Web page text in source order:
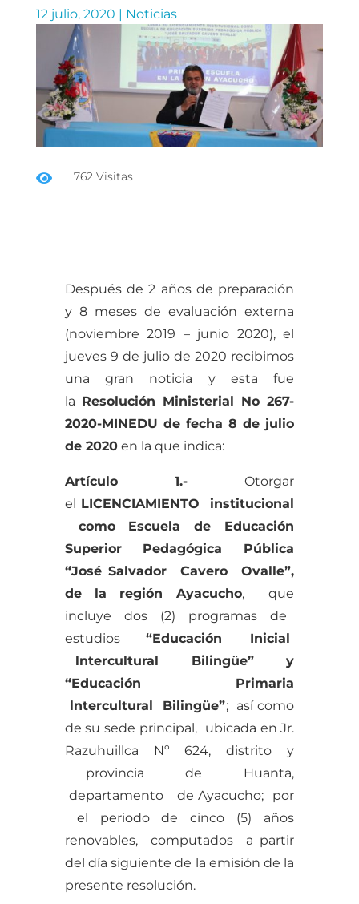
12 julio, 2020 | Noticias
 762 Visitas
Después de 2 años de preparación
y 8 meses de evaluación externa
(noviembre 2019 – junio 2020), el
jueves 9 de julio de 2020 recibimos
una gran noticia y esta fue
la Resolución Ministerial No 267-
2020-MINEDU de fecha 8 de julio
de 2020 en la que indica:
Artículo 1.-
Otorgar
el LICENCIAMIENTO institucional
como
Escuela de Educación
Superior Pedagógica Pública
“José Salvador Cavero Ovalle”,
de la región Ayacucho, que
incluye dos (2) programas de
estudios “Educación Inicial
lntercultural Bilingüe” y
“Educación Primaria
lntercultural Bilingüe”; así como
de su sede principal, ubicada en Jr.
Razuhuillca Nº 624, distrito y
provincia de Huanta,
departamento de Ayacucho; por
el periodo de cinco (5) años
renovables, computados a partir
del día siguiente de la emisión de la
presente resolución.